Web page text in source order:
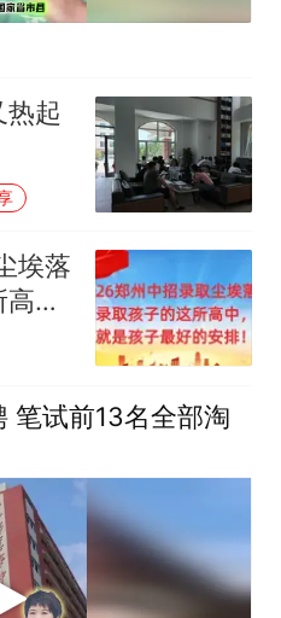
热起
埃落
高
笔试前13名全部淘